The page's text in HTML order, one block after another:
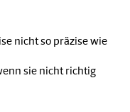
nicht so präzise wie
sie nicht richtig